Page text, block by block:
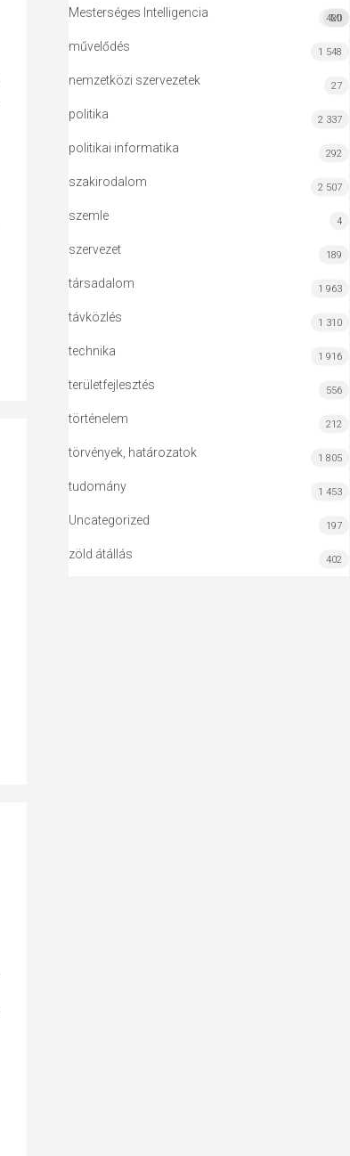
Mesterséges Intelligencia MI
420
művelődés 1 548
nemzetközi szervezetek 27
politika 2 337
politikai informatika 292
szakirodalom 2 507
szemle 4
szervezet 189
társadalom 1 963
távközlés 1 310
technika 1 916
területfejlesztés 556
történelem 212
törvények, határozatok 1 805
tudomány 1 453
Uncategorized 197
zöld átállás 402